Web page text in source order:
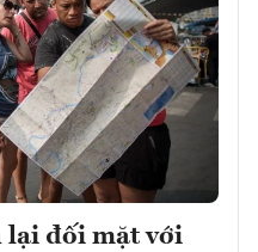
lại đối mặt với